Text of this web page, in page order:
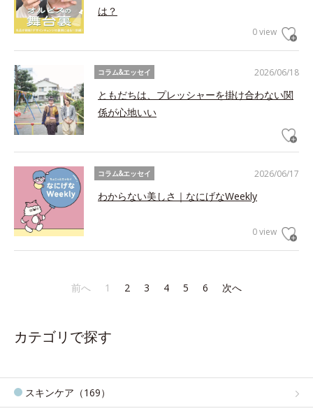
は？
0 view
2026/06/18
コラム&エッセイ
ともだちは、プレッシャーを掛け合わない関
係が心地いい
2026/06/17
コラム&エッセイ
わからない美しさ｜なにげなWeekly
0 view
前へ 1 2 3 4 5 6 次へ
カテゴリで探す
スキンケア（169）